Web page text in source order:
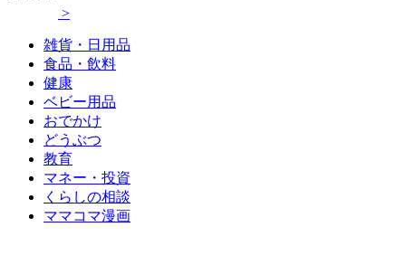
>
雑貨・日用品
食品・飲料
健康
ベビー用品
おでかけ
どうぶつ
教育
マネー・投資
くらしの相談
ママコマ漫画